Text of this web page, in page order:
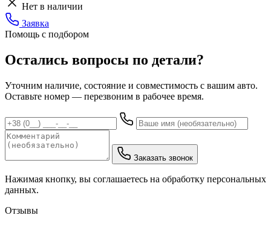
Нет в наличии
Заявка
Помощь с подбором
Остались вопросы по детали?
Уточним наличие, состояние и совместимость с вашим авто.
Оставьте номер — перезвоним в рабочее время.
Заказать звонок
Нажимая кнопку, вы соглашаетесь на обработку персональных
данных.
Отзывы